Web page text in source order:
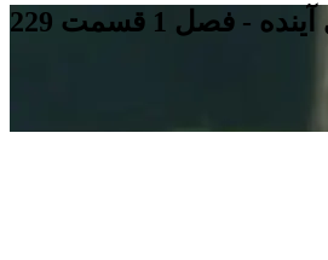
فصل 1 قسمت 229